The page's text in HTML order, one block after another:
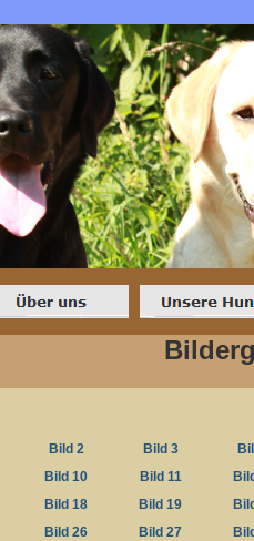
Bild 2 Bild 3
Bild 10 Bild 11
Bild 18 Bild 19
Bild 26 Bild 27